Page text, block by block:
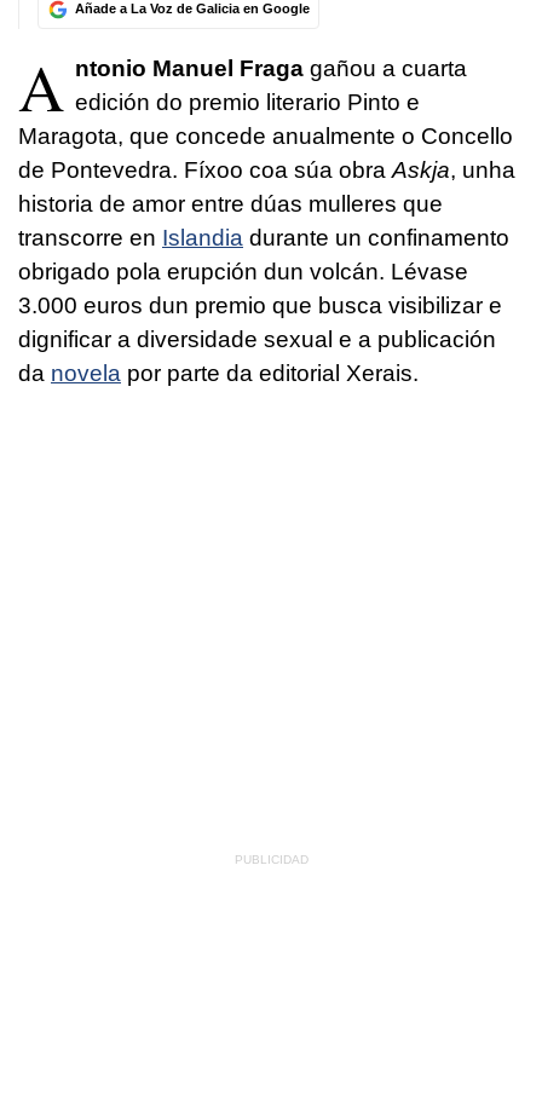
Añade a La Voz de Galicia en Google
A ntonio Manuel Fraga gañou a cuarta
edición do premio literario Pinto e
Maragota, que concede anualmente o Concello
de Pontevedra. Fíxoo coa súa obraAskja, unha
historia de amor entre dúas mulleres que
transcorre en Islandia durante un confinamento
obrigado pola erupción dun volcán. Lévase
3.000 euros dun premio que busca visibilizar e
dignificar a diversidade sexual e a publicación
da novela por parte da editorial Xerais.